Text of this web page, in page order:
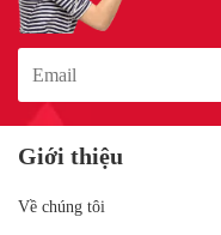
Giới thiệu
Về chúng tôi